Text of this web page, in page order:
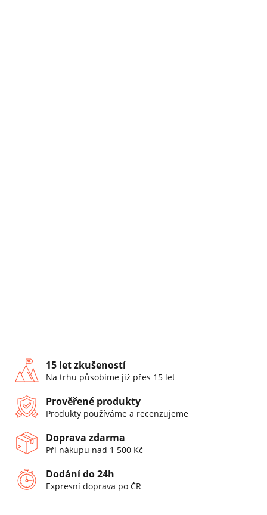
15 let zkušeností
Na trhu působíme již přes 15 let
Prověřené produkty
Produkty používáme a recenzujeme
Doprava zdarma
Při nákupu nad 1 500 Kč
Dodání do 24h
Expresní doprava po ČR